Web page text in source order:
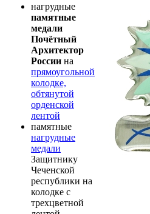
нагрудные
памятные
медали
Почётный
Архитектор
России на
прямоугольной
колодке,
обтянутой
орденской
лентой
памятные
нагрудные
медали
Защитнику
Чеченской
республики на
колодке с
трехцветной